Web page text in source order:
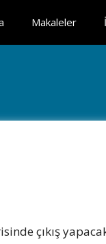
Makaleler
çıkış